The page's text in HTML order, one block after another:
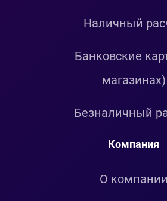
Наличный
Банковские
магазинах)
Безналичный
Компания
О компании